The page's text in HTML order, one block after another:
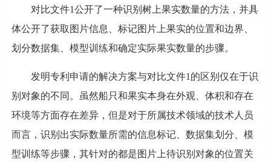
对比文件1公开了一种识别树上果实数量的方法，并具
体公开了获取图片信息、标记图片上果实的位置和边界、
划分数据集、模型训练和确定实际果实数量的步骤。
发明专利申请的解决方案与对比文件1的区别仅在于识
别对象的不同。虽然船只和果实本身在外观、体积和存在
环境等方面存在差异，但是对于所属技术领域的技术人员
而言，识别出实际数量所需的信息标记、数据集划分、模
型训练等步骤，其针对的都是图片上待识别对象的位置关